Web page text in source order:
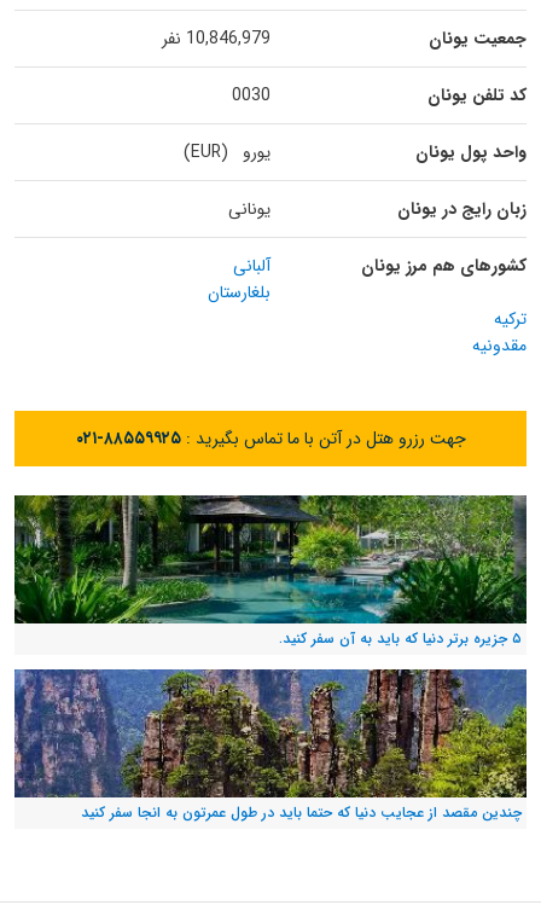
جمعیت یونان 10,846,979 نفر
کد تلفن یونان 0030
واحد پول یونان یورو (EUR)
زبان رایج در یونان یونانی
کشورهای هم مرز یونان
آلبانی
بلغارستان
ترکیه
مقدونیه
جهت رزرو هتل در آتن با ما تماس بگیرید :۰۲۱-۸۸۵۵۹۹۲۵
۵ جزیره برتر دنیا که باید به آن سفر کنید.
چندین مقصد از عجایب دنیا که حتما باید در طول عمرتون به انجا سفر کنید